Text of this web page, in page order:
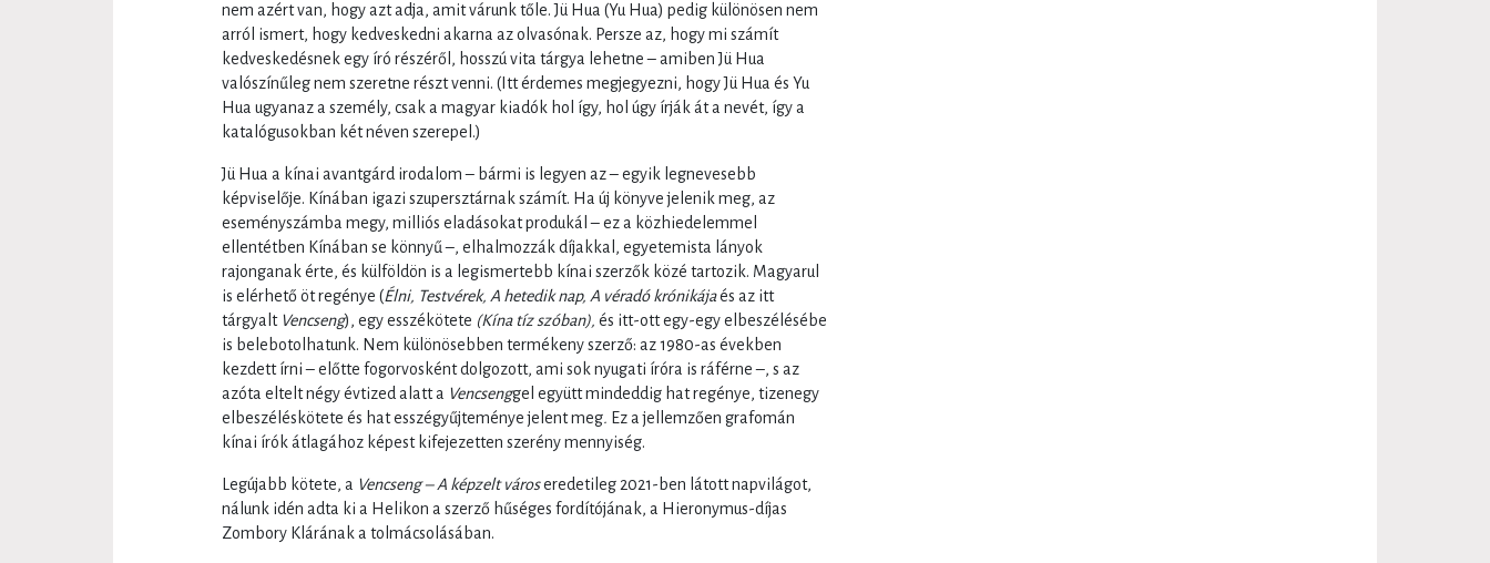
nem azért van, hogy azt adja, amit várunk tőle. Jü Hua (Yu Hua) pedig különösen nem
arról ismert, hogy kedveskedni akarna az olvasónak. Persze az, hogy mi számít
kedveskedésnek egy író részéről, hosszú vita tárgya lehetne – amiben Jü Hua
valószínűleg nem szeretne részt venni. (Itt érdemes megjegyezni, hogy Jü Hua és Yu
Hua ugyanaz a személy, csak a magyar kiadók hol így, hol úgy írják át a nevét, így a
katalógusokban két néven szerepel.)
Jü Hua a kínai avantgárd irodalom – bármi is legyen az – egyik legnevesebb
képviselője. Kínában igazi szupersztárnak számít. Ha új könyve jelenik meg, az
eseményszámba megy, milliós eladásokat produkál – ez a közhiedelemmel
ellentétben Kínában se könnyű –, elhalmozzák díjakkal, egyetemista lányok
rajonganak érte, és külföldön is a legismertebb kínai szerzők közé tartozik. Magyarul
is elérhető öt regénye (Élni, Testvérek, A hetedik nap, A véradó krónikájaés az itt
tárgyalt Vencseng), egy esszékötete (Kína tíz szóban), és itt-ott egy-egy elbeszélésébe
is belebotolhatunk. Nem különösebben termékeny szerző: az 1980-as években
kezdett írni – előtte fogorvosként dolgozott, ami sok nyugati íróra is ráférne –, s az
azóta eltelt négy évtized alatt a Vencsenggel együtt mindeddig hat regénye, tizenegy
elbeszéléskötete és hat esszégyűjteménye jelent meg. Ez a jellemzően grafomán
kínai írók átlagához képest kifejezetten szerény mennyiség.
Legújabb kötete, a Vencseng – A képzelt városeredetileg 2021-ben látott napvilágot,
nálunk idén adta ki a Helikon a szerző hűséges fordítójának, a Hieronymus-díjas
Zombory Klárának a tolmácsolásában.